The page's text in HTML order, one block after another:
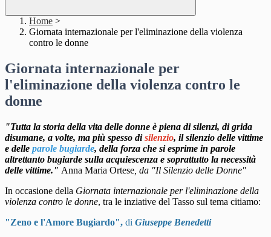
Home >
Giornata internazionale per l'eliminazione della violenza
contro le donne
Giornata internazionale per
l'eliminazione della violenza contro le
donne
"Tutta la storia della vita delle donne è piena di silenzi, di grida
disumane, a volte, ma più spesso disilenzio, il silenzio delle vittime
e delle parole bugiarde, della forza che si esprime in parole
altrettanto bugiarde sulla acquiescenza e soprattutto la necessità
delle vittime." Anna Maria Ortese , da "Il Silenzio delle Donne"
In occasione della Giornata internazionale per l'eliminazione della
violenza contro le donne, tra le inziative del Tasso sul tema citiamo:
"Zeno e l'Amore Bugiardo", di Giuseppe Benedetti